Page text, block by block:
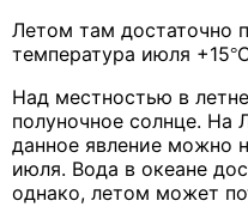
Летом там достаточно
температура июля +15°
Над местностью в
полуночное солнце. На
данное явление можно
июля. Вода в океане
однако, летом может